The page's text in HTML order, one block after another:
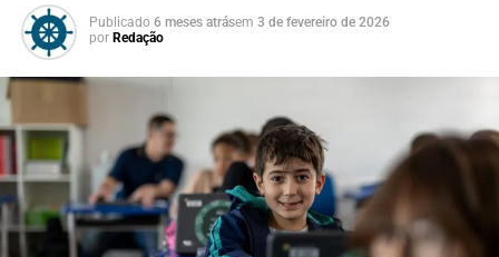
Publicado 6 meses atrásem 3 de fevereiro de 2026
por Redação